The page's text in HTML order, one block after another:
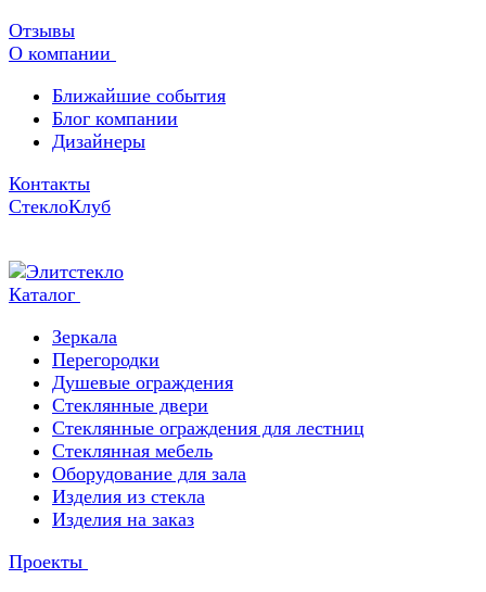
Отзывы
О компании
Ближайшие события
Блог компании
Дизайнеры
Контакты
СтеклоКлуб
Каталог
Зеркала
Перегородки
Душевые ограждения
Стеклянные двери
Стеклянные ограждения для лестниц
Стеклянная мебель
Оборудование для зала
Изделия из стекла
Изделия на заказ
Проекты